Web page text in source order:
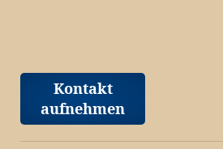
Kontakt
aufnehmen